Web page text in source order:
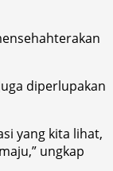
diperlupakan
yang kita lihat,
ungkap